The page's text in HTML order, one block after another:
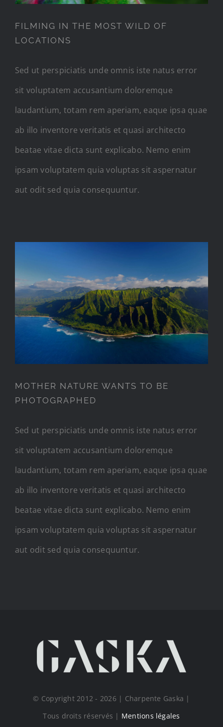
FILMING IN THE MOST WILD OF
LOCATIONS
Sed ut perspiciatis unde omnis iste natus error
sit voluptatem accusantium doloremque
laudantium, totam rem aperiam, eaque ipsa quae
ab illo inventore veritatis et quasi architecto
beatae vitae dicta sunt explicabo. Nemo enim
ipsam voluptatem quia voluptas sit aspernatur
aut odit sed quia consequuntur.
MOTHER NATURE WANTS TO
BE PHOTOGRAPHED
MOTHER NATURE WANTS TO BE
PHOTOGRAPHED
Sed ut perspiciatis unde omnis iste natus error
sit voluptatem accusantium doloremque
laudantium, totam rem aperiam, eaque ipsa quae
ab illo inventore veritatis et quasi architecto
beatae vitae dicta sunt explicabo. Nemo enim
ipsam voluptatem quia voluptas sit aspernatur
aut odit sed quia consequuntur.
© Copyright 2012 - 2026 | Charpente Gaska |
Tous droits réservés | Mentions légales